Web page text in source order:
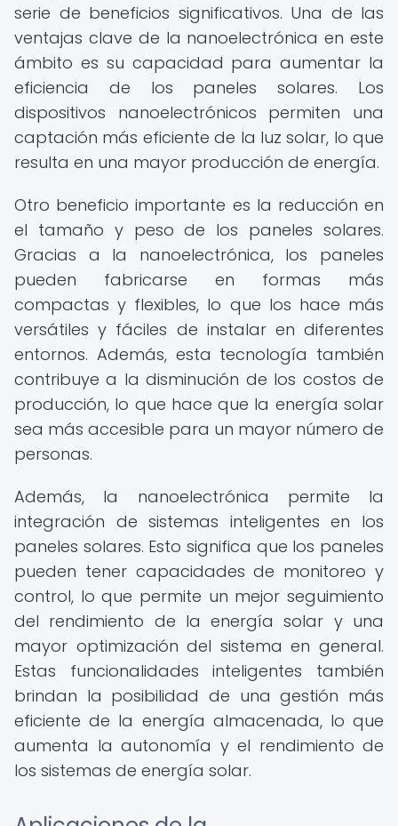
serie de beneficios significativos. Una de las
ventajas clave de la nanoelectrónica en este
ámbito es su capacidad para aumentar la
eficiencia de los paneles solares. Los
dispositivos nanoelectrónicos permiten una
captación más eficiente de la luz solar, lo que
resulta en una mayor producción de energía.
Otro beneficio importante es la reducción en
el tamaño y peso de los paneles solares.
Gracias a la nanoelectrónica, los paneles
pueden fabricarse en formas más
compactas y flexibles, lo que los hace más
versátiles y fáciles de instalar en diferentes
entornos. Además, esta tecnología también
contribuye a la disminución de los costos de
producción, lo que hace que la energía solar
sea más accesible para un mayor número de
personas.
Además, la nanoelectrónica permite la
integración de sistemas inteligentes en los
paneles solares. Esto significa que los paneles
pueden tener capacidades de monitoreo y
control, lo que permite un mejor seguimiento
del rendimiento de la energía solar y una
mayor optimización del sistema en general.
Estas funcionalidades inteligentes también
brindan la posibilidad de una gestión más
eficiente de la energía almacenada, lo que
aumenta la autonomía y el rendimiento de
los sistemas de energía solar.